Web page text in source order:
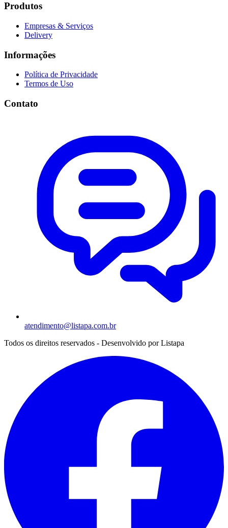
Produtos
Empresas & Serviços
Delivery
Informações
Política de Privacidade
Termos de Uso
Contato
atendimento@listapa.com.br
Todos os direitos reservados - Desenvolvido porListapa